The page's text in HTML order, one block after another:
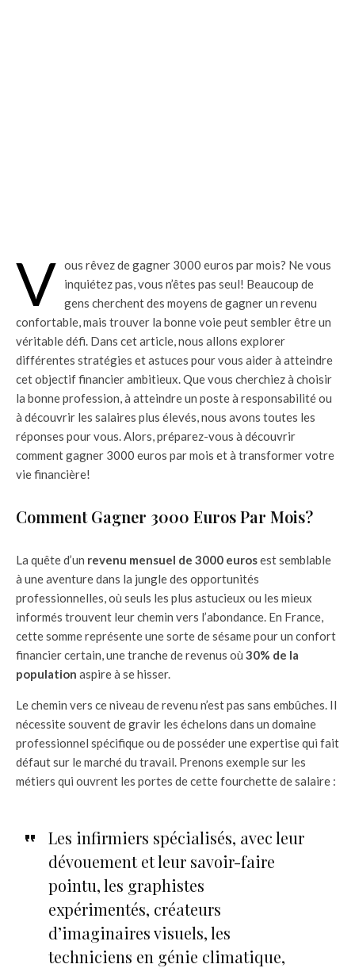
V ous rêvez de gagner 3000 euros par mois? Ne vous
inquiétez pas, vous n’êtes pas seul! Beaucoup de
gens cherchent des moyens de gagner un revenu
confortable, mais trouver la bonne voie peut sembler être un
véritable défi. Dans cet article, nous allons explorer
différentes stratégies et astuces pour vous aider à atteindre
cet objectif financier ambitieux. Que vous cherchiez à choisir
la bonne profession, à atteindre un poste à responsabilité ou
à découvrir les salaires plus élevés, nous avons toutes les
réponses pour vous. Alors, préparez-vous à découvrir
comment gagner 3000 euros par mois et à transformer votre
vie financière!
Comment Gagner 3000 Euros Par Mois?
La quête d’un revenu mensuel de 3000 eurosest semblable
à une aventure dans la jungle des opportunités
professionnelles, où seuls les plus astucieux ou les mieux
informés trouvent leur chemin vers l’abondance. En France,
cette somme représente une sorte de sésame pour un confort
financier certain, une tranche de revenus où 30% de la
population aspire à se hisser.
Le chemin vers ce niveau de revenu n’est pas sans embûches. Il
nécessite souvent de gravir les échelons dans un domaine
professionnel spécifique ou de posséder une expertise qui fait
défaut sur le marché du travail. Prenons exemple sur les
métiers qui ouvrent les portes de cette fourchette de salaire :
Les infirmiers spécialisés, avec leur
dévouement et leur savoir-faire
pointu, les graphistes
expérimentés, créateurs
d’imaginaires visuels, les
techniciens en génie climatique,